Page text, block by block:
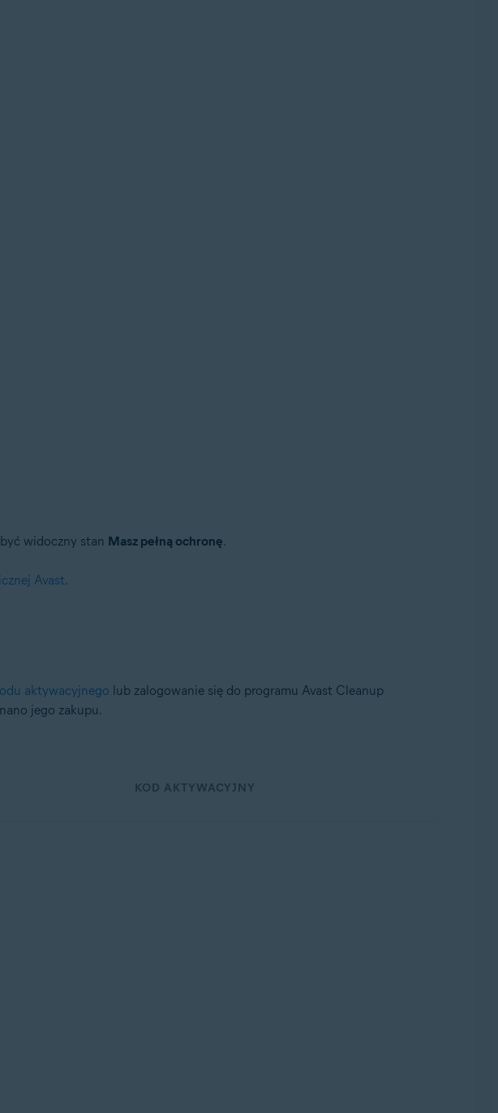
widoczny stan Masz pełną ochronę.
Avast.
aktywacyjnego lub zalogowanie się do programu Avast Cleanup
jego zakupu.
KOD AKTYWACYJNY